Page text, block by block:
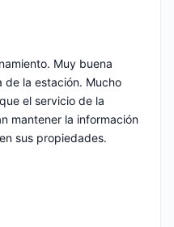
Muy buena
la estación. Mucho
el servicio de la
mantener la información
sus propiedades.